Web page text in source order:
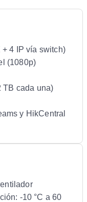
4 IP vía switch)
(1080p)
TB cada una)
y HikCentral
-10 °C a 60